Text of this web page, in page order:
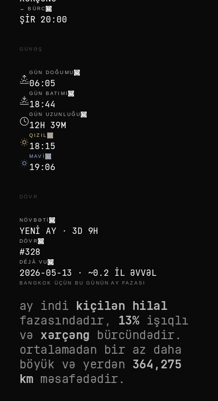
→ BÜRC
ŞIR 20:00
GÜNƏŞ
GÜN DOĞUMU
06:05
GÜN BATIMI
18:44
GÜN UZUNLUĞU
12H 39M
QIZIL
18:15
MAVI
19:06
DÖVR
NÖVBƏTI
YENI AY · 3D 9H
DÖVR
#328
DÉJÀ VU
2026-05-13 · ~0.2 IL ƏVVƏL
BANGKOK ÜÇÜN BU GÜNÜN AY FAZASI
ay indi kiçilən hilal
fazasındadır, 13%işıqlı
və xərçəng bürcündədir.
ortalamadan bir az daha
böyük və yerdən 364,275
km məsafədədir.